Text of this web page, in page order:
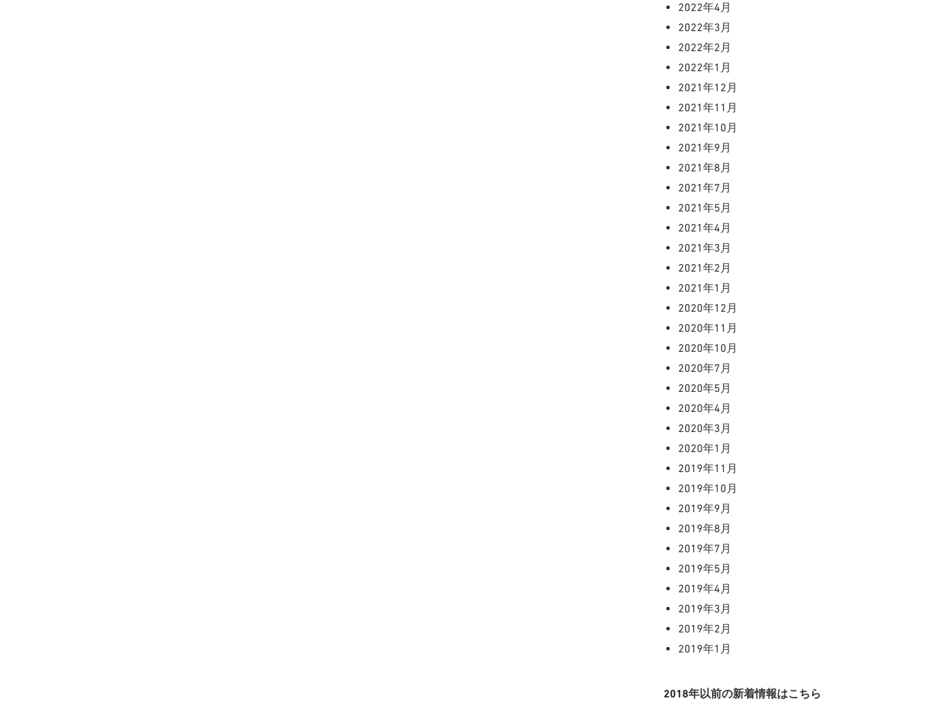
2022年4月
2022年3月
2022年2月
2022年1月
2021年12月
2021年11月
2021年10月
2021年9月
2021年8月
2021年7月
2021年5月
2021年4月
2021年3月
2021年2月
2021年1月
2020年12月
2020年11月
2020年10月
2020年7月
2020年5月
2020年4月
2020年3月
2020年1月
2019年11月
2019年10月
2019年9月
2019年8月
2019年7月
2019年5月
2019年4月
2019年3月
2019年2月
2019年1月
2018年以前の新着情報はこちら